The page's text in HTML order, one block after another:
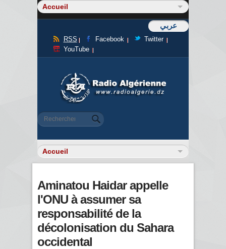
عربي
RSS Facebook
Twitter
YouTube
Formulaire de recherche
Rechercher
Aminatou Haidar appelle
l'ONU à assumer sa
responsabilité de la
décolonisation du Sahara
occidental